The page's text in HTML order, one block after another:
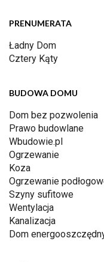
PRENUMERATA
Ładny Dom
Cztery Kąty
BUDOWA DOMU
Dom bez pozwolenia
Prawo budowlane
Wbudowie.pl
Ogrzewanie
Koza
Ogrzewanie
Szyny sufitowe
Wentylacja
Kanalizacja
Dom